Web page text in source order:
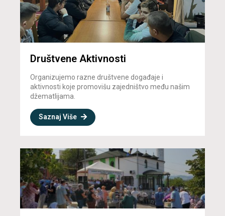
Društvene Aktivnosti
Organizujemo razne društvene događaje i
aktivnosti koje promovišu zajedništvo među našim
džematlijama.
Saznaj Više